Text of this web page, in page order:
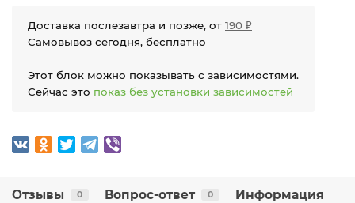
Доставка послезавтра и позже, от 190 ₽
Самовывоз сегодня, бесплатно
Этот блок можно показывать с зависимостями.
Сейчас это показ без установки зависимостей
Отзывы 0 Вопрос-ответ 0 Информация